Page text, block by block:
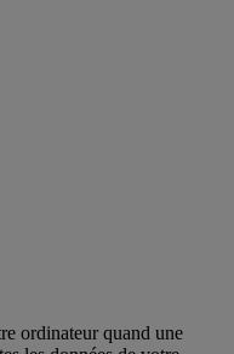
ordinateur quand une